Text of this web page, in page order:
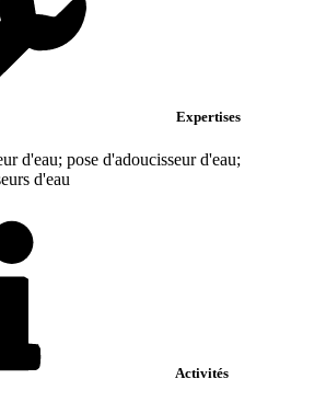
Expertises
d'eau; pose d'adoucisseur d'eau;
d'eau
Activités